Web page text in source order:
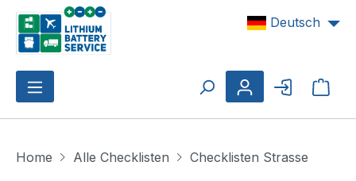
Zum Hauptinhalt springen Deutsch
Home Alle Checklisten
Checklisten Strasse